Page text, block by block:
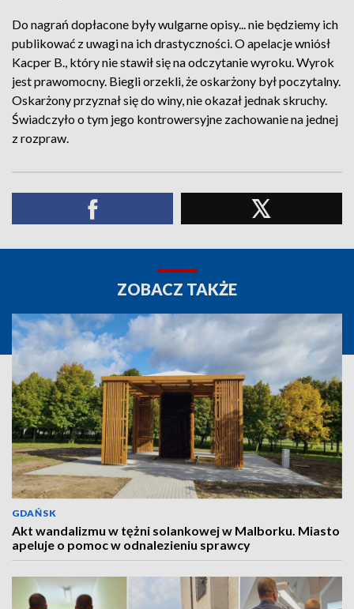
Do nagrań dopłacone były wulgarne opisy... nie będziemy ich
publikować z uwagi na ich drastyczności. O apelacje wniósł
Kacper B., który nie stawił się na odczytanie wyroku. Wyrok
jest prawomocny. Biegli orzekli, że oskarżony był poczytalny.
Oskarżony przyznał się do winy, nie okazał jednak skruchy.
Świadczyło o tym jego kontrowersyjne zachowanie na jednej
z rozpraw.
ZOBACZ TAKŻE
GDAŃSK
Akt wandalizmu w tężni solankowej w Malborku. Miasto
apeluje o pomoc w odnalezieniu sprawcy